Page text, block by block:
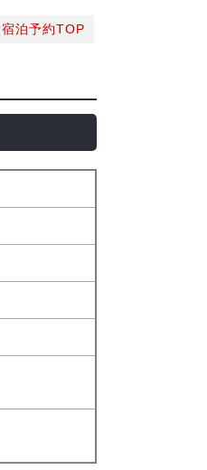
宿泊予約TOP